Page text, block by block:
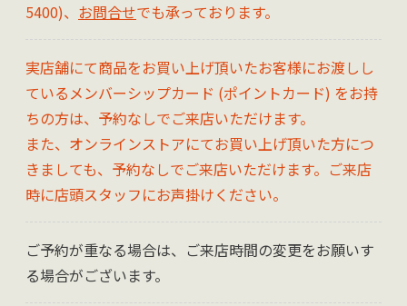
5400)、 お問合せでも承っております。
実店舗にて商品をお買い上げ頂いたお客様にお渡しし
ているメンバーシップカード (ポイントカード) をお持
ちの方は、予約なしでご来店いただけます。
また、オンラインストアにてお買い上げ頂いた方につ
きましても、予約なしでご来店いただけます。ご来店
時に店頭スタッフにお声掛けください。
ご予約が重なる場合は、ご来店時間の変更をお願いす
る場合がございます。